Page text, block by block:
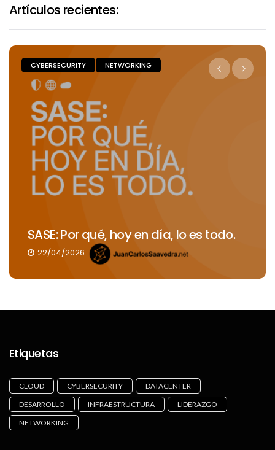
Artículos recientes:
CYBERSECURITY NETWORKING
SASE: Por qué, hoy en día, lo es todo.
22/04/2026
Etiquetas
CLOUD CYBERSECURITY
DATACENTER
DESARROLLO
INFRAESTRUCTURA
LIDERAZGO
NETWORKING